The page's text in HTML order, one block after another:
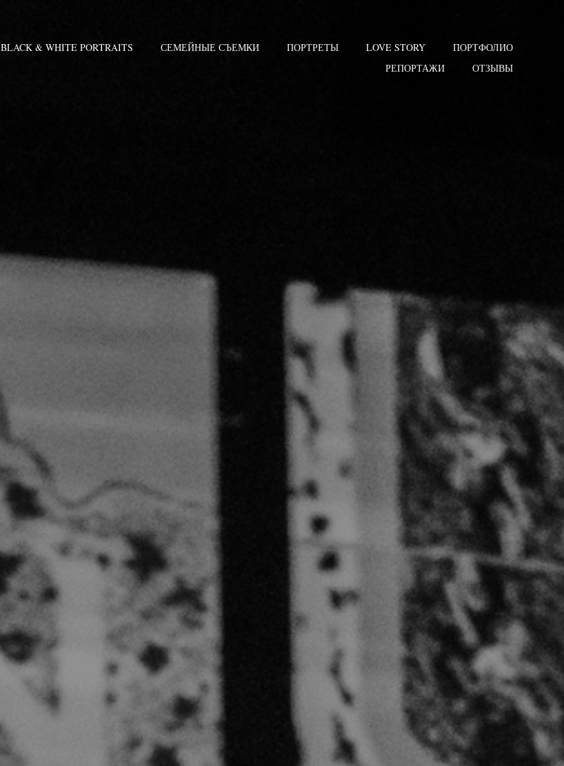
BLACK & WHITE PORTRAITS СЕМЕЙНЫЕ СЪЕМКИ ПОРТРЕТЫ LOVE STORY
ПОРТФОЛИО
РЕПОРТАЖИ
ОТЗЫВЫ